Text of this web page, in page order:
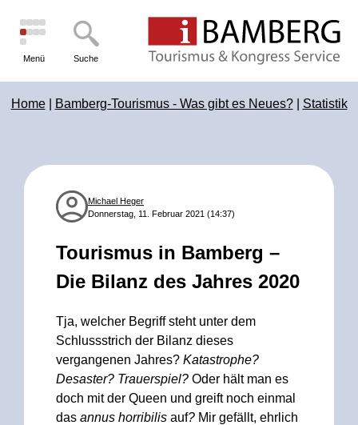
Menü Suche
Home| Bamberg-Tourismus - Was gibt es Neues?| Statistik
Michael Heger
Donnerstag, 11. Februar 2021 (14:37)
Tourismus in Bamberg –
Die Bilanz des Jahres 2020
Tja, welcher Begriff steht unter dem
Schlussstrich der Bilanz dieses
vergangenen Jahres? Katastrophe?
Desaster? Trauerspiel? Oder hält man es
doch mit der Queen und greift noch einmal
das annus horribilis auf? Mir gefällt, ehrlich